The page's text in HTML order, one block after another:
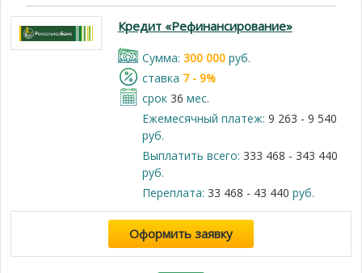
Кредит «Рефинансирование»
Cумма: 300 000руб.
cтавка 7 - 9%
срок 36 мес.
Ежемесячный платеж: 9 263 - 9 540
руб.
Выплатить всего: 333 468 - 343 440
руб.
Переплата: 33 468 - 43 440 руб.
Оформить заявку